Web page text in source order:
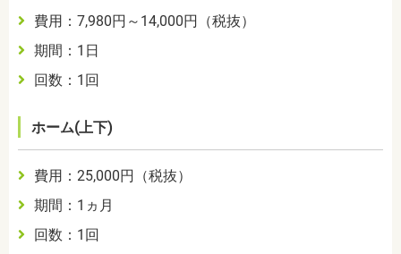
費用： 7,980円～ 14,000円（税抜）
期間：1日
回数：1回
ホーム(上下)
費用： 25,000円（税抜）
期間： 1ヵ月
回数：1回